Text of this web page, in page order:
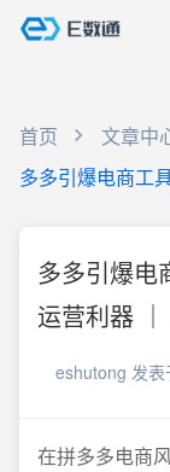
首页
文章中
多多引爆电商工
多多引爆电
运营利器
eshutong 发表
在拼多多电商